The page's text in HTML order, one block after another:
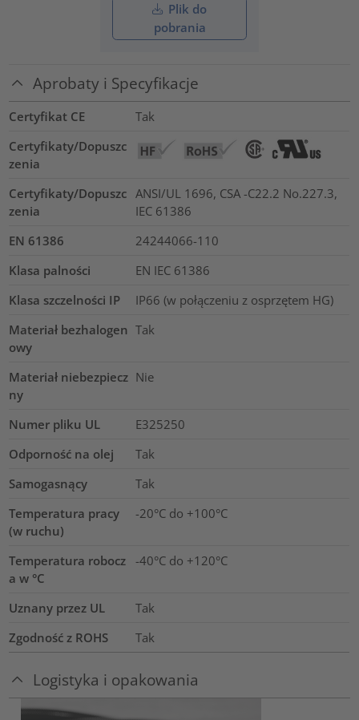
Plik do
pobrania
Aprobaty i Specyfikacje
Certyfikat CE
Tak
Certyfikaty/Dopuszc
zenia
Certyfikaty/Dopuszc
zenia
ANSI/UL 1696, CSA -C22.2 No.227.3,
IEC 61386
EN 61386
24244066-110
Klasa palności
EN IEC 61386
Klasa szczelności IP
IP66 (w połączeniu z osprzętem HG)
Materiał bezhalogen
owy
Tak
Materiał niebezpiecz
ny
Nie
Numer pliku UL
E325250
Odporność na olej
Tak
Samogasnący
Tak
Temperatura pracy
(w ruchu)
-20°C do +100°C
Temperatura robocz
a w °C
-40°C do +120°C
Uznany przez UL
Tak
Zgodność z ROHS
Tak
Logistyka i opakowania